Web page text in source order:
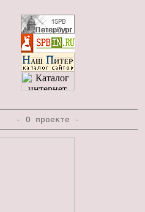
- О проекте -